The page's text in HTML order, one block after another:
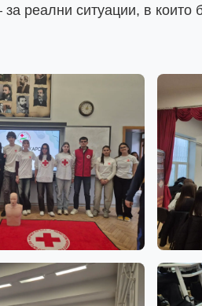
за реални ситуации, в